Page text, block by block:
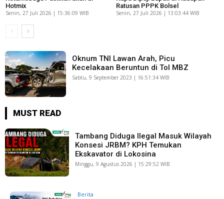
Hotmix
Senin, 27 Juli 2026 | 15:36:09 WIB
Ratusan PPPK Bolsel
Senin, 27 Juli 2026 | 13:03:44 WIB
Oknum TNI Lawan Arah, Picu
Kecelakaan Beruntun di Tol MBZ
Sabtu, 9 September 2023 | 16:51:34 WIB
MUST READ
Tambang Diduga Ilegal Masuk Wilayah
Konsesi JRBM? KPH Temukan
Ekskavator di Lokosina
Minggu, 9 Agustus 2026 | 15:29:52 WIB
Berita